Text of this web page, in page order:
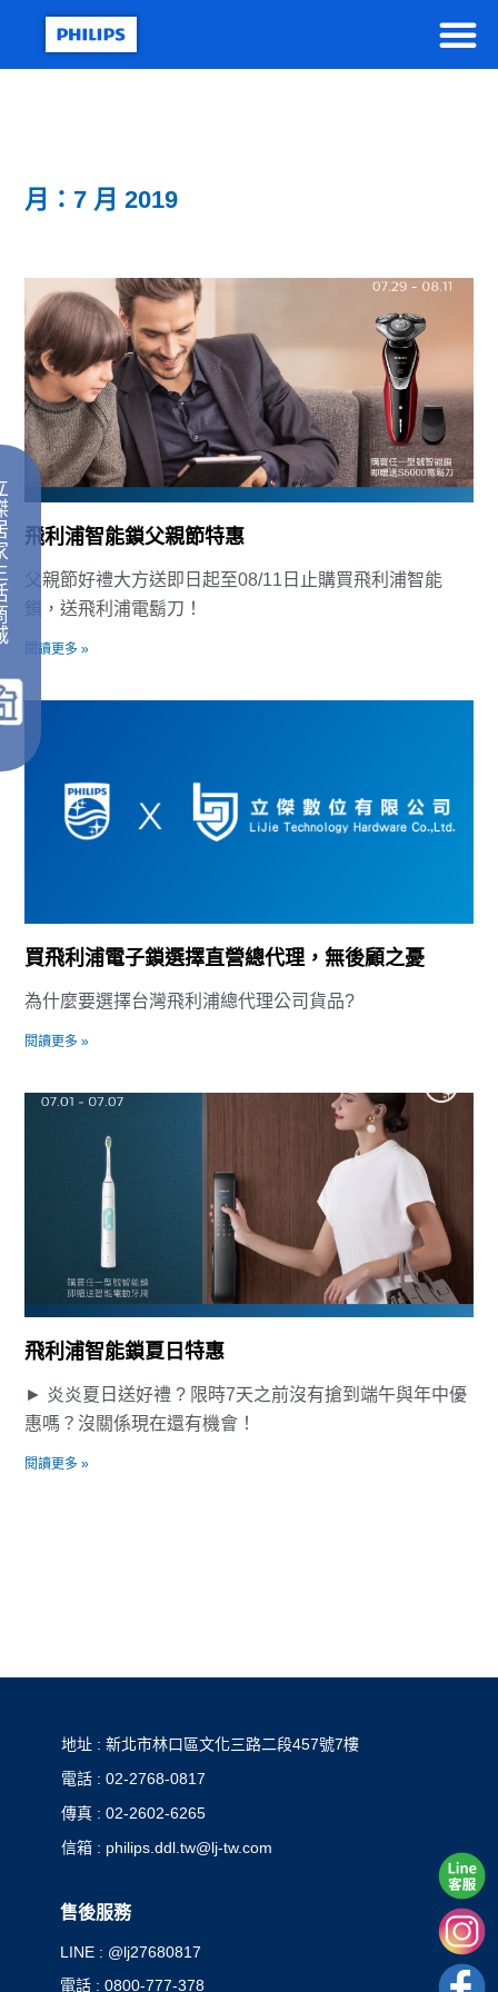
月：7 月 2019
飛利浦智能鎖父親節特惠
父親節好禮大方送即日起至08/11日止購買飛利浦智能
鎖，送飛利浦電鬍刀！
閱讀更多 »
買飛利浦電子鎖選擇直營總代理，無後顧之憂
為什麼要選擇台灣飛利浦總代理公司貨品?
閱讀更多 »
飛利浦智能鎖夏日特惠
► 炎炎夏日送好禮 ? 限時7天之前沒有搶到端午與年中優
惠嗎？沒關係現在還有機會！
閱讀更多 »
地址 : 新北市林口區文化三路二段457號7樓
電話 : 02-2768-0817
傳真 : 02-2602-6265
信箱 : philips.ddl.tw@lj-tw.com
售後服務
LINE : @lj27680817
電話 : 0800-777-378